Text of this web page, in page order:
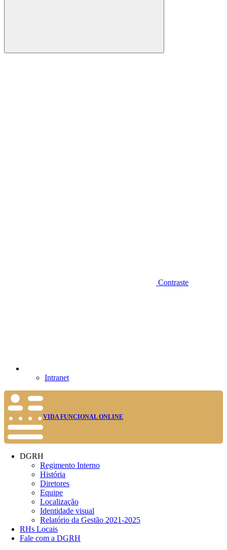
Buscar
Contraste
Intranet
VIDA FUNCIONAL ONLINE
DGRH
Regimento Interno
História
Diretores
Equipe
Localização
Identidade visual
Relatório da Gestão 2021-2025
RHs Locais
Fale com a DGRH